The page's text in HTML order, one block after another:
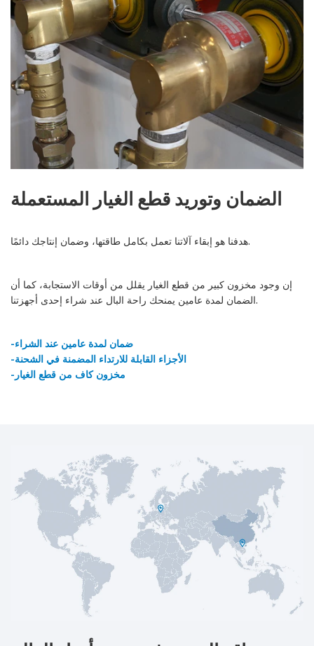
الضمان وتوريد قطع الغيار المستعملة
هدفنا هو إبقاء آلاتنا تعمل بكامل طاقتها، وضمان إنتاجك دائمًا.
إن وجود مخزون كبير من قطع الغيار يقلل من أوقات الاستجابة، كما أن
الضمان لمدة عامين يمنحك راحة البال عند شراء إحدى أجهزتنا.
-ضمان لمدة عامين عند الشراء
-الأجزاء القابلة للارتداء المضمنة في الشحنة
-مخزون كاف من قطع الغيار